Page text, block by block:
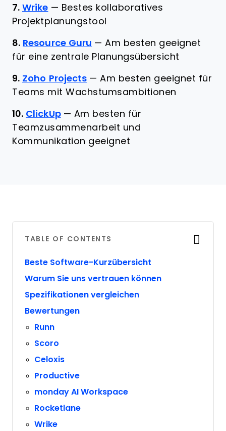
7. Wrike — Bestes kollaboratives
Projektplanungstool
8. Resource Guru —Am besten geeignet
für eine zentrale Planungsübersicht
9. Zoho Projects —Am besten geeignet für
Teams mit Wachstumsambitionen
10. ClickUp — Am besten für
Teamzusammenarbeit und
Kommunikation geeignet
TABLE OF CONTENTS
Beste Software-Kurzübersicht
Warum Sie uns vertrauen können
Spezifikationen vergleichen
Bewertungen
Runn
Scoro
Celoxis
Productive
monday AI Workspace
Rocketlane
Wrike